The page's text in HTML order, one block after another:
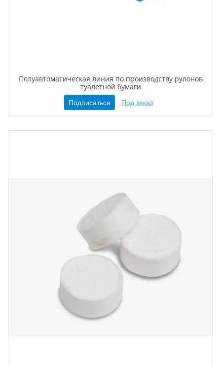
Полуавтоматическая линия по производству рулонов
туалетной бумаги
Подписаться Под заказ